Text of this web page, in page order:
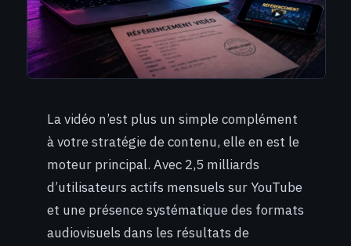
La vidéo n’est plus un simple complément
à votre stratégie de contenu, elle en est le
moteur principal. Avec 2,5 milliards
d’utilisateurs actifs mensuels sur YouTube
et une présence systématique des formats
audiovisuels dans les résultats de